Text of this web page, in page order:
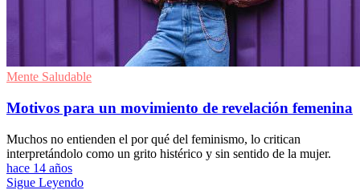
Mente Saludable
Motivos para un movimiento de revelación femenina
Muchos no entienden el por qué del feminismo, lo critican
interpretándolo como un grito histérico y sin sentido de la mujer.
hace 14 años
Sigue Leyendo